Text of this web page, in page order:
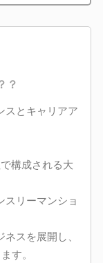
？
スとキャリアア
構成される大
スリーマンショ
スを展開し、
す。